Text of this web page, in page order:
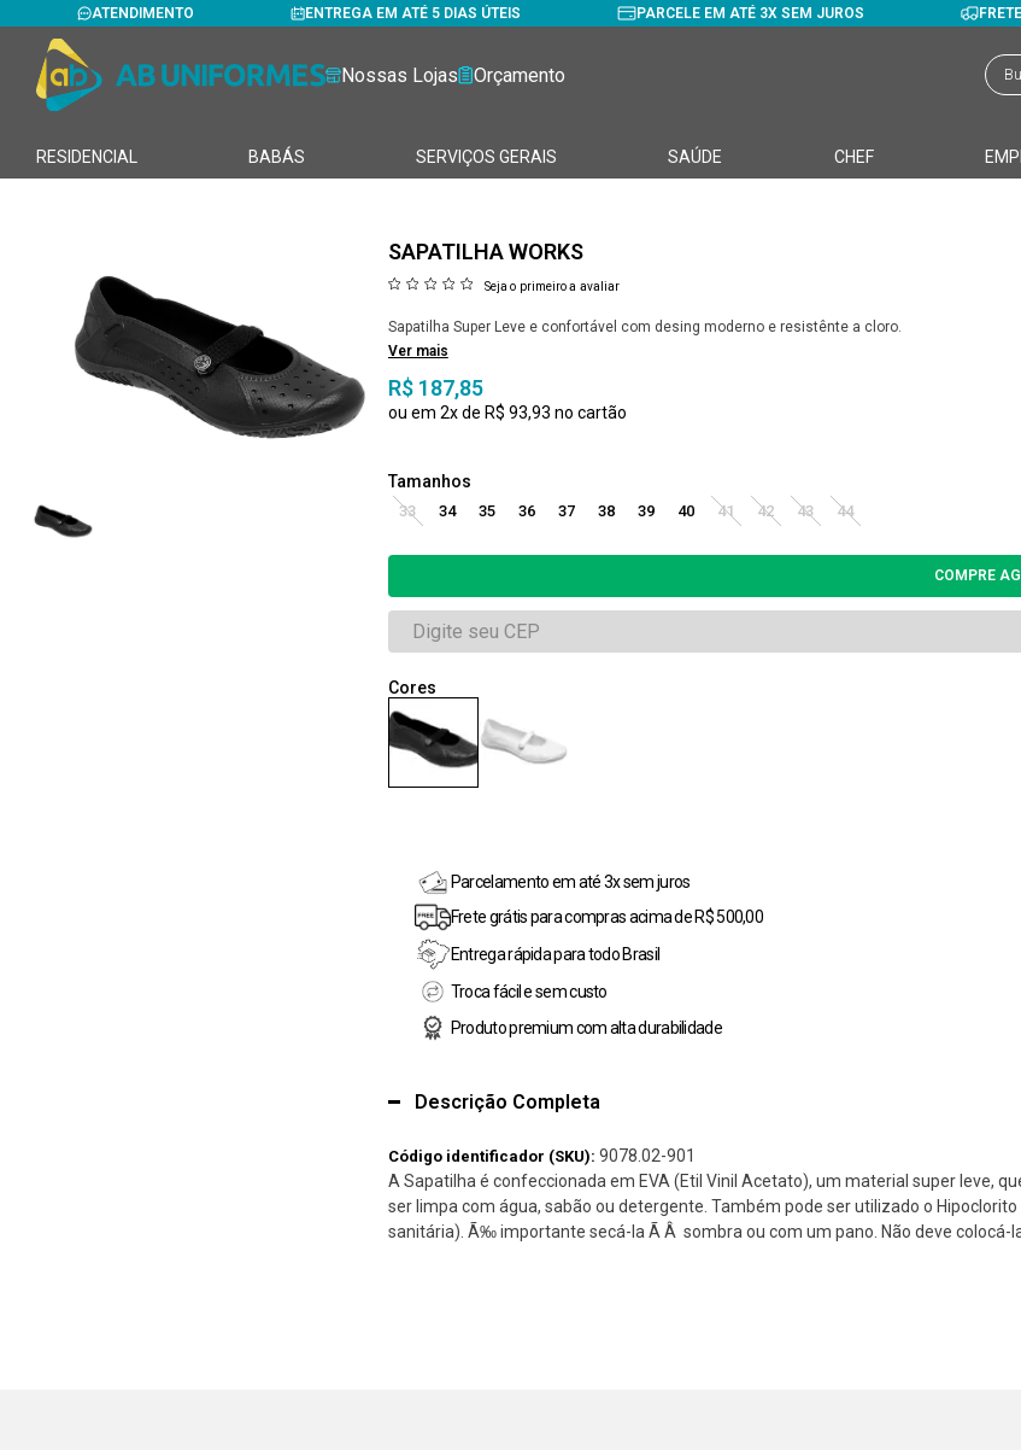
ATENDIMENTO ENTREGA EM ATÉ 5 DIAS ÚTEIS PARCELE EM ATÉ 3X SEM JUROS
Nossas Lojas Orçamento
RESIDENCIAL BABÁS SERVIÇOS GERAIS SAÚDE CHEF
SAPATILHA WORKS
Seja o primeiro a avaliar
Sapatilha Super Leve e confortável com desing moderno e resistênte a cloro.
Ver mais
R$ 187,85
2x R$ 93,93
33 34 35 36 37 38 39 40 41 42 43 44
Parcelamento em até 3x sem juros
Frete grátis para compras acima de R$ 500,00
Entrega rápida para todo Brasil
Troca fácil e sem custo
Produto premium com alta durabilidade
Descrição Completa
Código identificador (SKU): 9078.02-901
A Sapatilha é confeccionada em EVA (Etil Vinil Acetato), um material super leve,
ser limpa com água, sabão ou detergente. Também pode ser utilizado o
sanitária). Ã‰ importante secá-la Ã Â sombra ou com um pano. Não deve